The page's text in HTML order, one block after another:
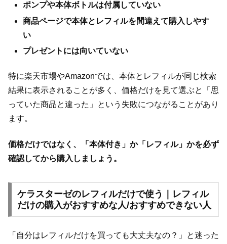
ポンプや本体ボトルは付属していない
商品ページで本体とレフィルを間違えて購入しやす
い
プレゼントには向いていない
特に楽天市場やAmazonでは、本体とレフィルが同じ検索
結果に表示されることが多く、価格だけを見て選ぶと「思
っていた商品と違った」という失敗につながることがあり
ます。
価格だけではなく、「本体付き」か「レフィル」かを必ず
確認してから購入しましょう。
ケラスターゼのレフィルだけで使う｜レフィル
だけの購入がおすすめな人/おすすめできない人
「自分はレフィルだけを買っても大丈夫なの？」と迷った